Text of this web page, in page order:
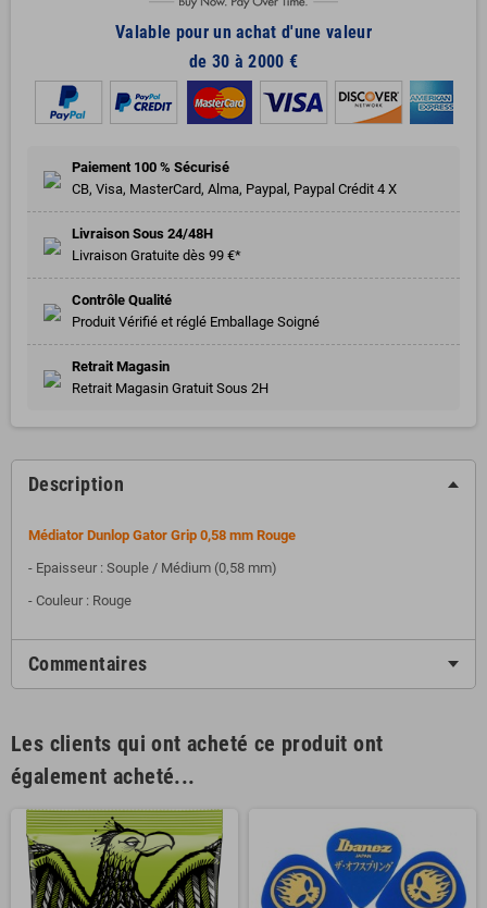
Valable pour un achat d'une valeur
de 30 à 2000 €
Paiement 100 % Sécurisé
CB, Visa, MasterCard, Alma, Paypal, Paypal Crédit 4 X
Livraison Sous 24/48H
Livraison Gratuite dès 99 €*
Contrôle Qualité
Produit Vérifié et réglé Emballage Soigné
Retrait Magasin
Retrait Magasin Gratuit Sous 2H
Description
Médiator Dunlop Gator Grip 0,58 mm Rouge
- Epaisseur : Souple / Médium (0,58 mm)
- Couleur : Rouge
Commentaires
Les clients qui ont acheté ce produit ont
également acheté...